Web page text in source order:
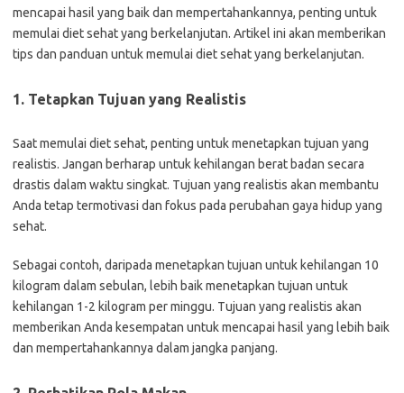
mencapai hasil yang baik dan mempertahankannya, penting untuk
memulai diet sehat yang berkelanjutan. Artikel ini akan memberikan
tips dan panduan untuk memulai diet sehat yang berkelanjutan.
1. Tetapkan Tujuan yang Realistis
Saat memulai diet sehat, penting untuk menetapkan tujuan yang
realistis. Jangan berharap untuk kehilangan berat badan secara
drastis dalam waktu singkat. Tujuan yang realistis akan membantu
Anda tetap termotivasi dan fokus pada perubahan gaya hidup yang
sehat.
Sebagai contoh, daripada menetapkan tujuan untuk kehilangan 10
kilogram dalam sebulan, lebih baik menetapkan tujuan untuk
kehilangan 1-2 kilogram per minggu. Tujuan yang realistis akan
memberikan Anda kesempatan untuk mencapai hasil yang lebih baik
dan mempertahankannya dalam jangka panjang.